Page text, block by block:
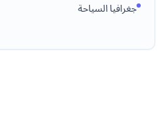
جغرافيا السياحة